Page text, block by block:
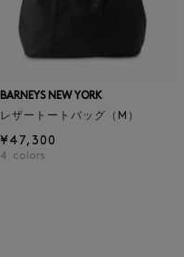
BARNEYS NEW YORK
レザートートバッグ（M）
¥47,300
4 colors